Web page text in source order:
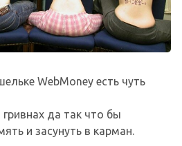
WebMoney есть чуть
да так что бы
и засунуть в карман.